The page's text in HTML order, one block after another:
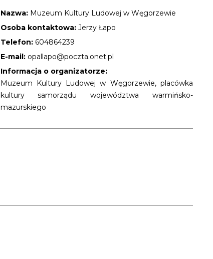
Nazwa: Muzeum Kultury Ludowej w Węgorzewie
Osoba kontaktowa: Jerzy Łapo
Telefon: 604864239
E-mail: opallapo@poczta.onet.pl
Informacja o organizatorze:
Muzeum Kultury Ludowej w Węgorzewie, placówka
kultury samorządu województwa warmińsko-
mazurskiego